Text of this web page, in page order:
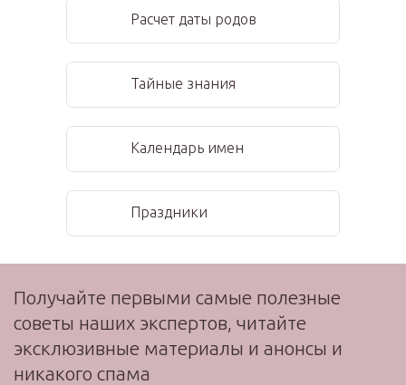
Расчет даты родов
Тайные знания
Календарь имен
Праздники
Получайте первыми самые полезные
советы наших экспертов, читайте
эксклюзивные материалы и анонсы и
никакого спама